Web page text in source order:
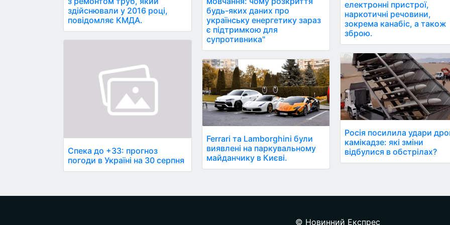
здійснювали у 2016 році,
повідомляє КМДА.
Спека до +33: прогноз
погоди в Україні на 30 серпня
будь-яких даних про
українську енергетику зараз
є підтримкою для
супротивника"
Ferrari та Lamborghini були
виявлені на паркувальному
майданчику в Києві.
електронні пристрої,
наркотичні речовини,
зокрема канабіс, а також
зброю.
Росія посилила удари
камікадзе: які зміни
відбулися в обстрілах?
© Новинний Експрес